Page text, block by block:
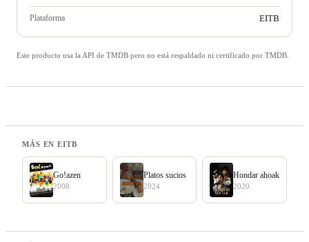
Plataforma EITB
Este producto usa la API de TMDB pero no está respaldado ni certificado por TMDB.
MÁS EN EITB
Go!azen
2008
Platos sucios
2024
Hondar ahoak
2020